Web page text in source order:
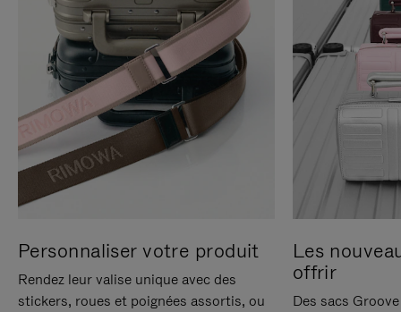
Personnaliser votre produit
Rendez leur valise unique avec des
stickers, roues et poignées assortis, ou
Les
offrir
Des sacs